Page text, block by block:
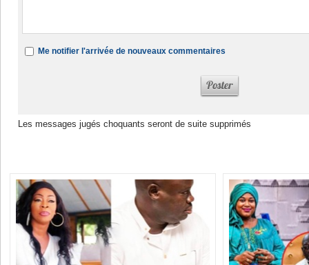
Me notifier l'arrivée de nouveaux commentaires
Les messages jugés choquants seront de suite supprimés